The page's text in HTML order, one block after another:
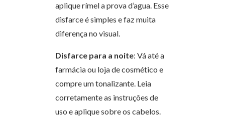
aplique rímel a prova d’agua. Esse
disfarce é simples e faz muita
diferença no visual.
Disfarce para a noite: Vá até a
farmácia ou loja de cosmético e
compre um tonalizante. Leia
corretamente as instruções de
uso e aplique sobre os cabelos.